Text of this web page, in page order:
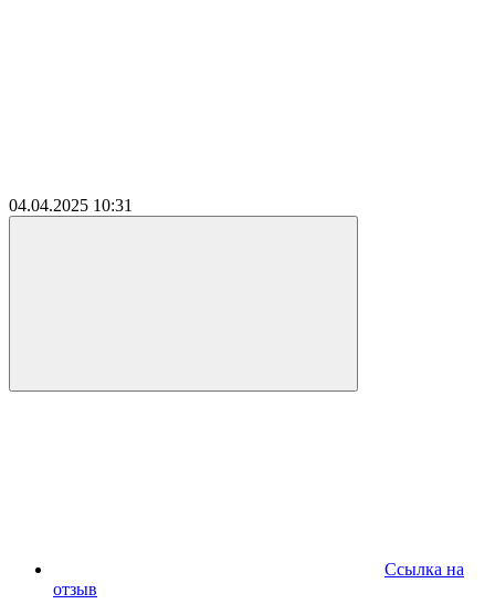
04.04.2025 10:31
Ссылка на
отзыв